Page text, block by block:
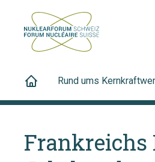
Rund ums
Frankreichs